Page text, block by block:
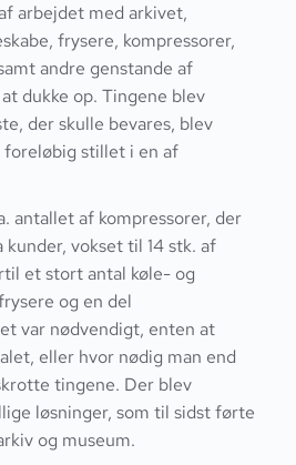
arbejdet med arkivet,
frysere, kompressorer,
andre genstande af
dukke op. Tingene blev
der skulle bevares, blev
stillet i en af
antallet af kompressorer, der
vokset til 14 stk. af
et stort antal køle- og
og en del
var nødvendigt, enten at
eller hvor nødig man end
tingene. Der blev
løsninger, som til sidst førte
og museum.